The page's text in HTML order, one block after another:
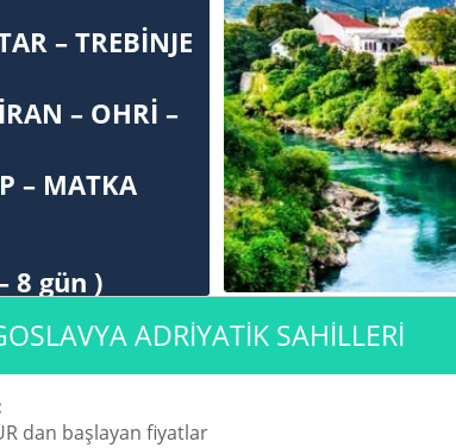
– TREBİNJE
– OHRİ –
– MATKA
8 gün )
ADRİYATİK SAHİLLERİ
dan başlayan fiyatlar